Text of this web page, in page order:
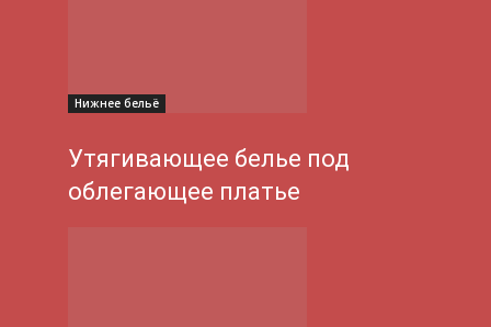
Нижнее бельё
Утягивающее белье под
облегающее платье